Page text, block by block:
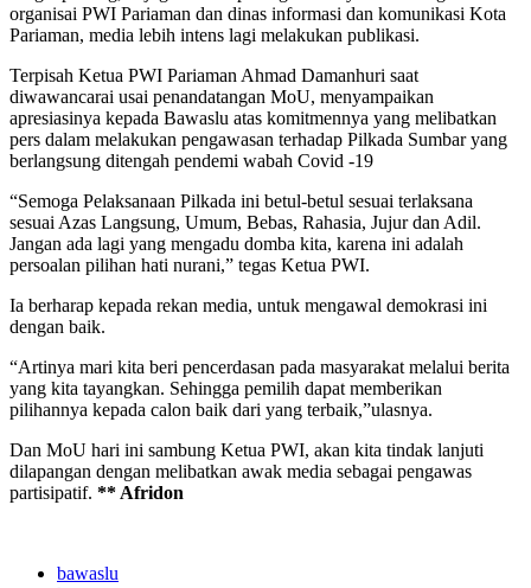
organisai PWI Pariaman dan dinas informasi dan komunikasi Kota
Pariaman, media lebih intens lagi melakukan publikasi.
Terpisah Ketua PWI Pariaman Ahmad Damanhuri saat
diwawancarai usai penandatangan MoU, menyampaikan
apresiasinya kepada Bawaslu atas komitmennya yang melibatkan
pers dalam melakukan pengawasan terhadap Pilkada Sumbar yang
berlangsung ditengah pendemi wabah Covid -19
“Semoga Pelaksanaan Pilkada ini betul-betul sesuai terlaksana
sesuai Azas Langsung, Umum, Bebas, Rahasia, Jujur dan Adil.
Jangan ada lagi yang mengadu domba kita, karena ini adalah
persoalan pilihan hati nurani,” tegas Ketua PWI.
Ia berharap kepada rekan media, untuk mengawal demokrasi ini
dengan baik.
“Artinya mari kita beri pencerdasan pada masyarakat melalui berita
yang kita tayangkan. Sehingga pemilih dapat memberikan
pilihannya kepada calon baik dari yang terbaik,”ulasnya.
Dan MoU hari ini sambung Ketua PWI, akan kita tindak lanjuti
dilapangan dengan melibatkan awak media sebagai pengawas
partisipatif. ** Afridon
bawaslu